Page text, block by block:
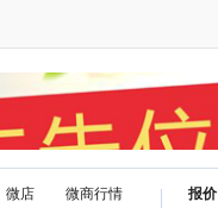
微店
微商行情
报价